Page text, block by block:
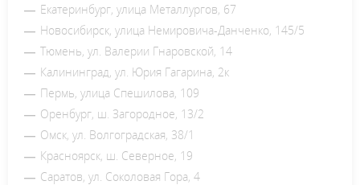
Екатеринбург, улица Металлургов, 67
Новосибирск, улица Немировича-Данченко, 145/5
Тюмень, ул. Валерии Гнаровской, 14
Калининград, ул. Юрия Гагарина, 2к
Пермь, улица Спешилова, 109
Оренбург, ш. Загородное, 13/2
Омск, ул. Волгоградская, 38/1
Красноярск, ш. Северное, 19
Саратов, ул. Соколовая Гора, 4